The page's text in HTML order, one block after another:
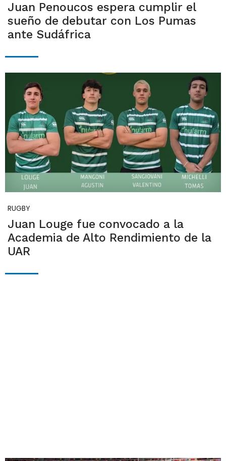
Juan Penoucos espera cumplir el
sueño de debutar con Los Pumas
ante Sudáfrica
RUGBY
Juan Louge fue convocado a la
Academia de Alto Rendimiento de la
UAR